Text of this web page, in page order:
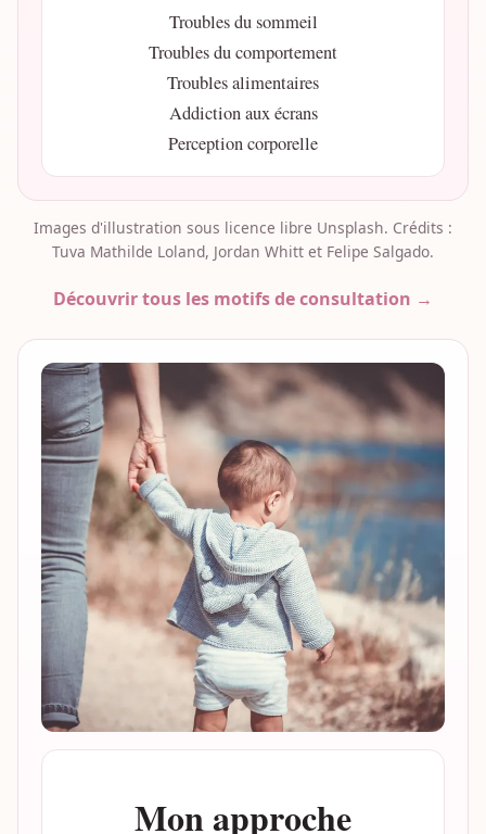
Troubles du sommeil
Troubles du comportement
Troubles alimentaires
Addiction aux écrans
Perception corporelle
Images d'illustration sous licence libre Unsplash. Crédits :
Tuva Mathilde Loland, Jordan Whitt et Felipe Salgado.
Découvrir tous les motifs de consultation →
Mon approche